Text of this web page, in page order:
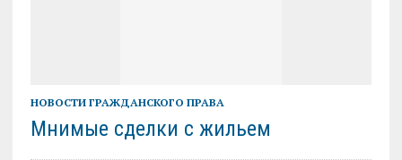
НОВОСТИ ГРАЖДАНСКОГО ПРАВА
Мнимые сделки с жильем